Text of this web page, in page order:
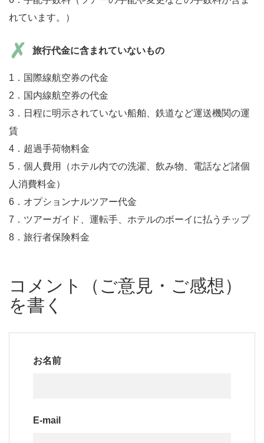
れています。）
旅行代金に含まれていないもの
1．国際線航空券の代金
2．国内線航空券の代金
3．日程に明示されていない船舶、鉄道など運送機関の運
賃
4．超過手荷物料金
5．個人費用（ホテル内での洗濯、飲み物、電話など諸個
人消費料金）
6．オプションナルツアー代金
7．ツアーガイド、運転手、ホテルのボーイに払うチップ
8．旅行者保険料金
コメント（ご意見・ご感想）
を書く
お名前
E-mail